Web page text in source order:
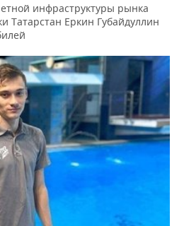
инфраструктуры рынка
Татарстан Еркин Губайдуллин